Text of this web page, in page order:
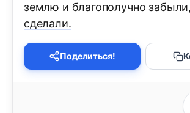
землю и благополучно
сделали.
Поделиться!